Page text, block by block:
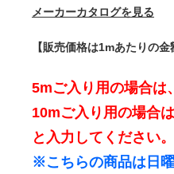
メーカーカタログを見る
【販売価格は1mあたりの金
5mご入り用の場合は
10mご入り用の場合
と入力してください。
※こちらの商品は日